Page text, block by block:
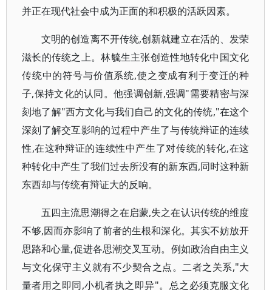
并正在现代社会中成为正面的和积极的活跃因素。
文明的创造离不开传统,创新就建立在活的、发荣
滋长的传统之上。林毓生主张创造性地转化中国文化
传统中的符号与价值系统,使之变成有利于变迁的种
子,保持文化的认同。他强调创新,强调"需要精密与深
刻地了解"西方文化与我们自己的文化的传统,"在这个
深刻了解交互影响的过程中产生了与传统辩证的连续
性,在这种辩证的连续性中产生了对传统的转化,在这
种转化中产生了我们过去所没有的新东西,同时这种新
东西却与传统有辩证大的反响。
五四主流思潮得之在启蒙,失之在认识传统的维度
不够,因而亦影响了前者的生根和深化。其实不妨放开
思路和心量,促进各思潮交叉互动。例如政治自由主义
与文化保守主义就有不少契合之点。二者之关系,"大
量者用之即同,小机者执之即异"。总之必须克服文化